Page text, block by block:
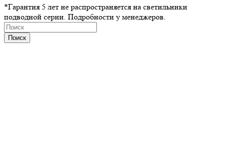
*Гарантия 5 лет не распространяется на светильники
подводной серии. Подробности у менеджеров.
Поиск